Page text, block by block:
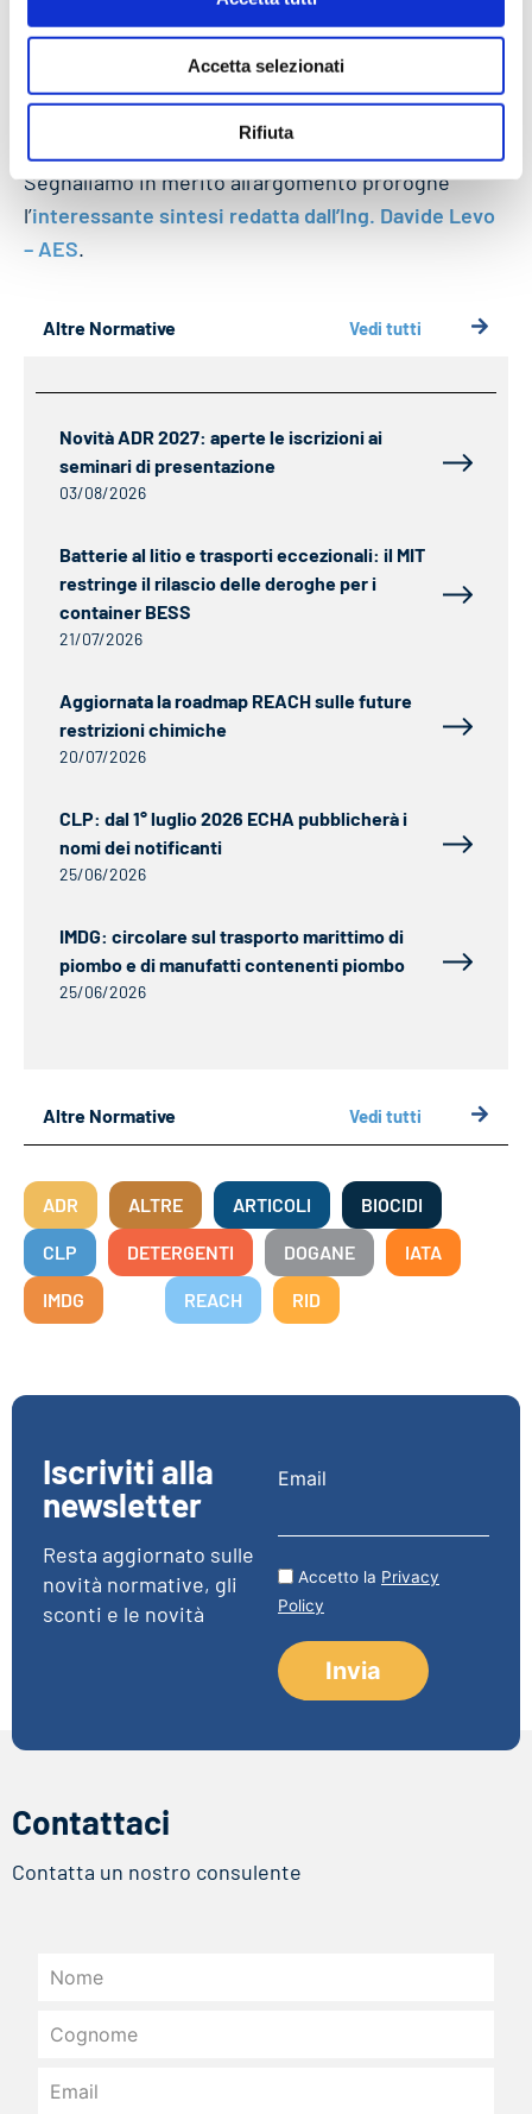
Accetta selezionati
Rifiuta
professionale per il trasporto di merci pericolose,
aventi scadenza dal 23 febbraio al 29 giugno 2020,
per il trasporto sul solo territorio nazionale, fino al
Segnaliamo in merito all’argomento proroghe
l’interessante sintesi redatta dall’Ing. Davide Levo
– AES.
Altre Normative Vedi tutti
Novità ADR 2027: aperte le iscrizioni ai
seminari di presentazione
03/08/2026
Batterie al litio e trasporti eccezionali: il MIT
restringe il rilascio delle deroghe per i
container BESS
21/07/2026
Aggiornata la roadmap REACH sulle future
restrizioni chimiche
20/07/2026
CLP: dal 1° luglio 2026 ECHA pubblicherà i
nomi dei notificanti
25/06/2026
IMDG: circolare sul trasporto marittimo di
piombo e di manufatti contenenti piombo
25/06/2026
Altre Normative Vedi tutti
ADR ALTRE ARTICOLI BIOCIDI
CLP DETERGENTI DOGANE IATA
IMDG REACH RID
Iscriviti alla
newsletter
Resta aggiornato sulle
novità normative, gli
sconti e le novità
Email
Accetto la Privacy
Policy
Contattaci
Contatta un nostro consulente